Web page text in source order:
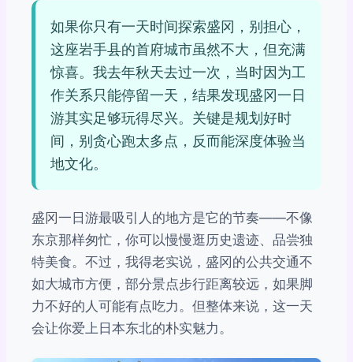
如果你只有一天时间探索盛冈，别担心，
这座岩手县的首府城市虽然不大，但充满
惊喜。我去年秋天去过一次，当时因为工
作关系只能停留一天，结果发现盛冈一日
游其实足够玩得尽兴。关键是规划好时
间，别贪心跑太多点，反而能深度体验当
地文化。
盛冈一日游最吸引人的地方是它的节奏——不像
东京那样匆忙，你可以慢慢逛历史遗迹、品尝独
特美食。不过，我得老实说，盛冈的公共交通不
如大城市方便，部分景点步行距离较远，如果脚
力不好的人可能有点吃力。但整体来说，这一天
会让你爱上日本东北的朴实魅力。